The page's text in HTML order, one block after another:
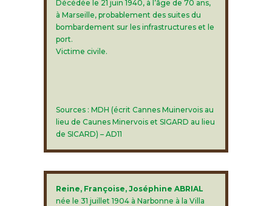
Décédée le 21 juin 1940, à l’âge de 70 ans,
à Marseille, probablement des suites du
bombardement sur les infrastructures et le
port.
Victime civile.
Sources : MDH (écrit Cannes Muinervois au
lieu de Caunes Minervois et SIGARD au lieu
de SICARD) – AD11
Reine, Françoise, Joséphine ABRIAL
née le 31 juillet 1904 à Narbonne à la Villa